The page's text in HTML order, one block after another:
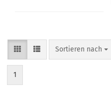
Sortieren nach
Sortieren nach
1